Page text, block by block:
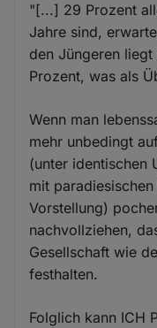
"[...] 29 Prozent
Jahre sind,
den Jüngeren
Prozent, was als
Wenn man
mehr unbedingt
(unter identischen
mit
Vorstellung)
nachvollziehen,
Gesellschaft wie
festhalten.
Folglich kann ICH